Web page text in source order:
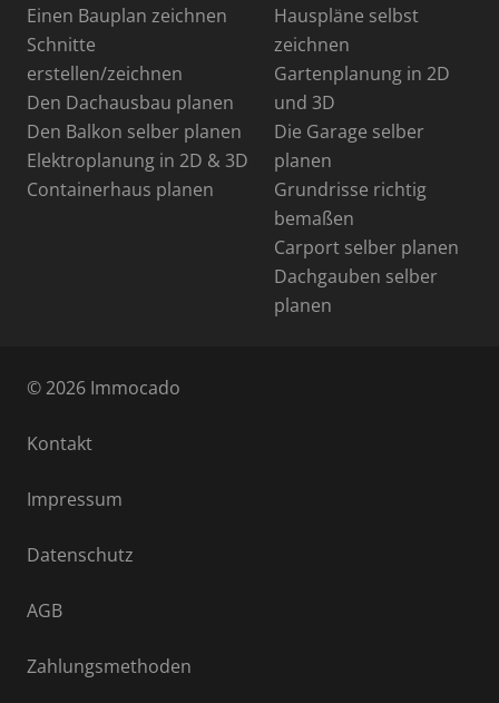
Einen Bauplan zeichnen
Schnitte
erstellen/zeichnen
Den Dachausbau planen
Den Balkon selber planen
Elektroplanung in 2D & 3D
Containerhaus planen
Hauspläne selbst
zeichnen
Gartenplanung in 2D
und 3D
Die Garage selber
planen
Grundrisse richtig
bemaßen
Carport selber planen
Dachgauben selber
planen
© 2026 Immocado
Kontakt
Impressum
Datenschutz
AGB
Zahlungsmethoden